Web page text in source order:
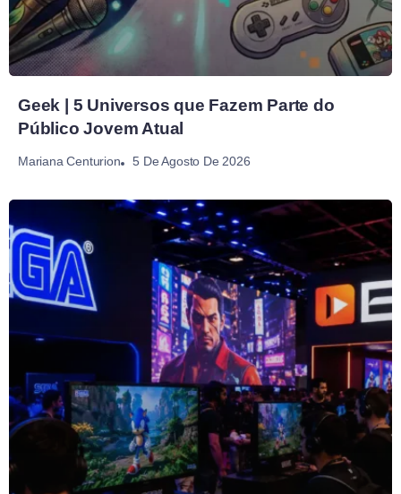
Geek | 5 Universos que Fazem Parte do
Público Jovem Atual
Mariana Centurion 5 De Agosto De 2026